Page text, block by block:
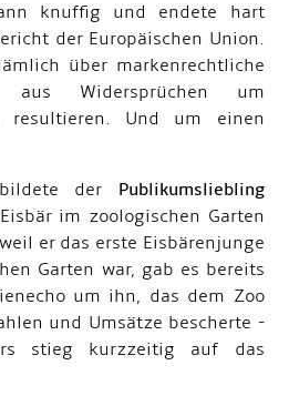
knuffig und endete hart
der Europäischen Union.
über markenrechtliche
aus Widersprüchen um
resultieren. Und um einen
der Publikumsliebling
im zoologischen Garten
er das erste Eisbärenjunge
Garten war, gab es bereits
um ihn, das dem Zoo
und Umsätze bescherte -
stieg kurzzeitig auf das